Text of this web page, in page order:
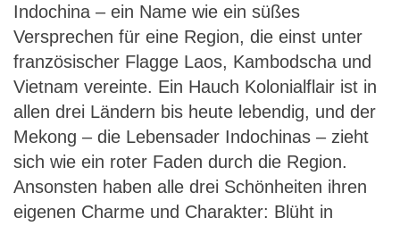
Indochina – die umfassende Reise
Indochina – ein Name wie ein süßes
Versprechen für eine Region, die einst unter
französischer Flagge Laos, Kambodscha und
Vietnam vereinte. Ein Hauch Kolonialflair ist in
allen drei Ländern bis heute lebendig, und der
Mekong – die Lebensader Indochinas – zieht
sich wie ein roter Faden durch die Region.
Ansonsten haben alle drei Schönheiten ihren
eigenen Charme und Charakter: Blüht in